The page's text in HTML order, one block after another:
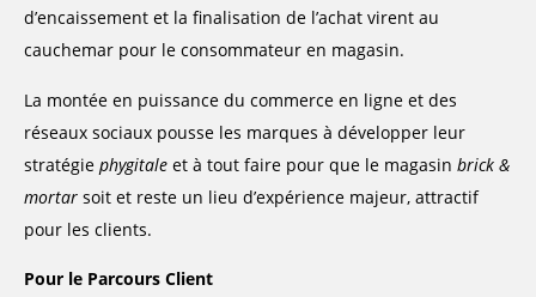
d’encaissement et la finalisation de l’achat virent au
cauchemar pour le consommateur en magasin.
La montée en puissance du commerce en ligne et des
réseaux sociaux pousse les marques à développer leur
stratégie phygitale et à tout faire pour que le magasin brick &
mortar soit et reste un lieu d’expérience majeur, attractif
pour les clients.
Pour le Parcours Client